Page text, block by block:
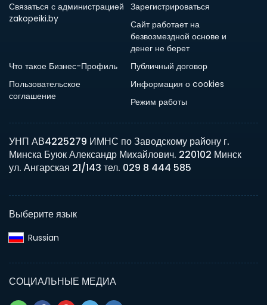
Связаться с администрацией
zakopeiki.by
Зарегистрироваться
Сайт работает на
безвозмездной основе и
денег не берет
Что такое Бизнес-Профиль
Публичный договор
Пользовательское
соглашение
Информация о cookies
Режим работы
УНП АВ4225279 ИМНС по Заводскому району г.
Минска Буюк Александр Михайлович. 220102 Минск
ул. Ангарская 21/143 тел. 029 8 444 585
Выберите язык
Russian‎
СОЦИАЛЬНЫЕ МЕДИА